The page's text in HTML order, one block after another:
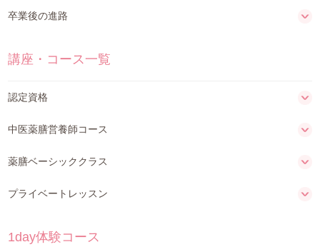
卒業後の進路
講座・コース一覧
認定資格
中医薬膳営養師コース
薬膳ベーシッククラス
プライベートレッスン
1day体験コース